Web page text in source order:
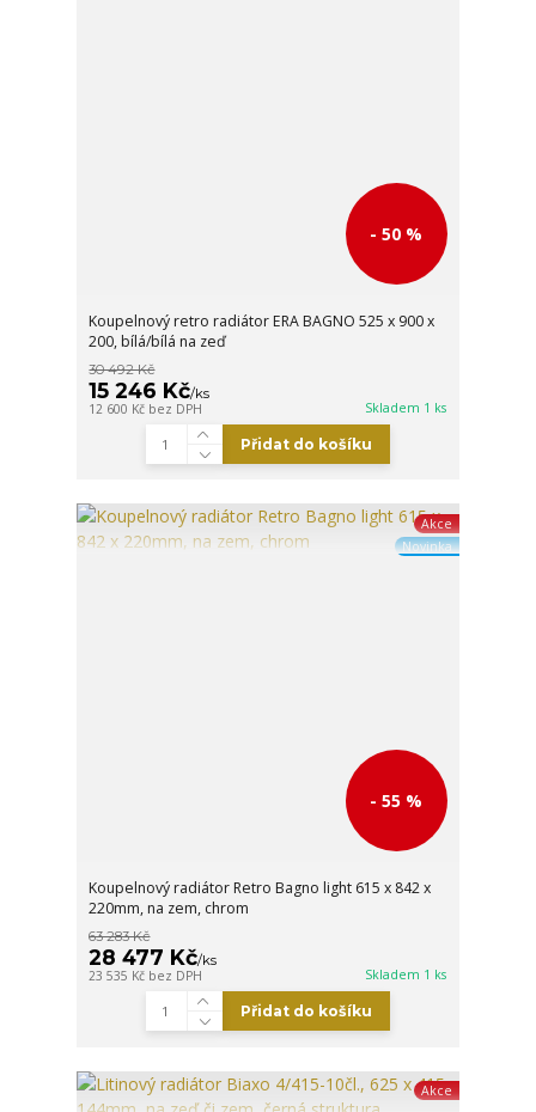
- 50 %
Koupelnový retro radiátor ERA BAGNO 525 x 900 x
200, bílá/bílá na zeď
30 492 Kč
15 246 Kč/ks
12 600 Kč bez DPH Skladem 1 ks
Přidat do košíku
Akce
Novinka
- 55 %
Koupelnový radiátor Retro Bagno light 615 x 842 x
220mm, na zem, chrom
63 283 Kč
28 477 Kč/ks
23 535 Kč bez DPH Skladem 1 ks
Přidat do košíku
Akce